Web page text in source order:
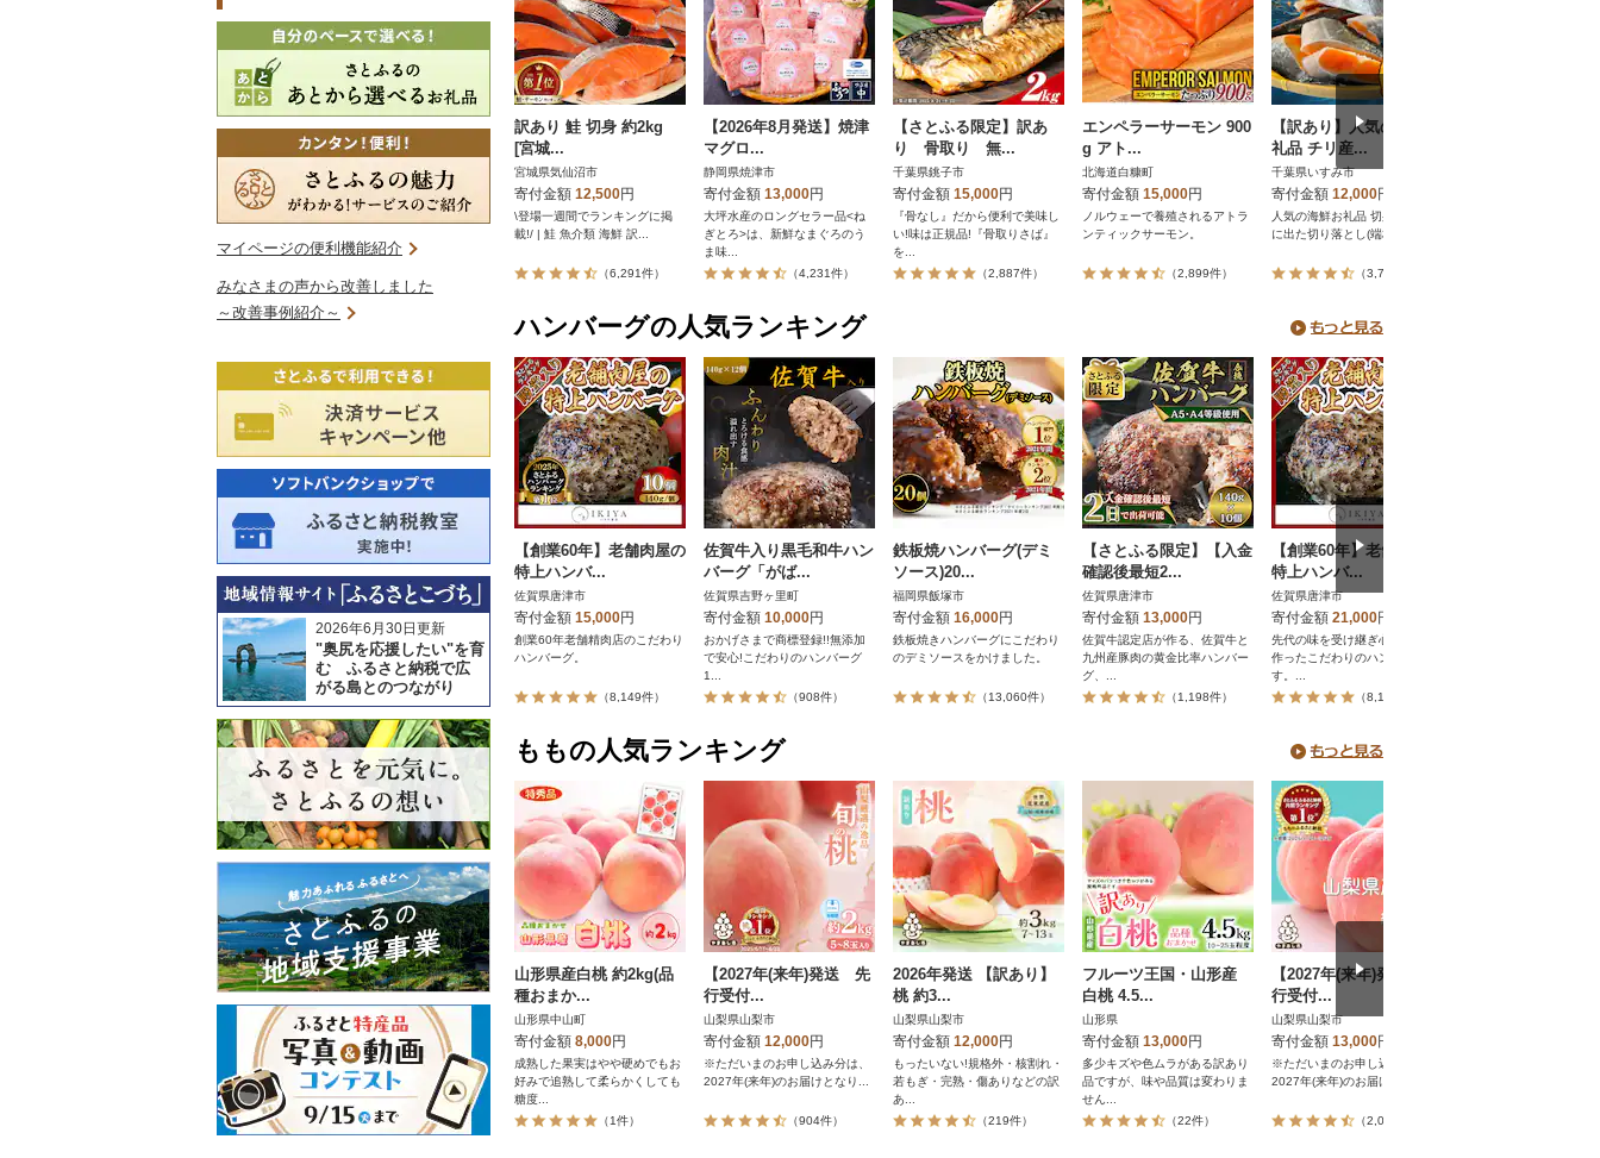
訳あり 鮭 切身 約2kg
[宮城...
宮城県気仙沼市
寄付金額 12,500円
\登場一週間でランキングに掲
載!/ | 鮭 魚介類 海鮮 訳...
（6,291件）
【2026年8月発送】焼津
マグロ...
静岡県焼津市
寄付金額 13,000円
大坪水産のロングセラー品<ね
ぎとろ>は、新鮮なまぐろのう
ま味...
（4,231件）
【さとふる限定】訳あ
り 骨取り 無...
千葉県銚子市
寄付金額 15,000円
『骨なし』だから便利で美味し
い!味は正規品!『骨取りさば』
を...
（2,887件）
エンペラーサーモン 900
g アト...
北海道白糠町
寄付金額 15,000円
ノルウェーで養殖されるアトラ
ンティックサーモン。
（2,899件）
【訳あり】人気の海鮮お
礼品 チリ産...
千葉県いすみ市
寄付金額 12,000円
人気の海鮮お礼品 切身加工の際
に出た切り落とし(端材)を3k...
（3,752件）
ハンバーグの人気ランキング
【創業60年】老舗肉屋の
特上ハンバ...
佐賀県唐津市
寄付金額 15,000円
創業60年老舗精肉店のこだわり
ハンバーグ。
（8,149件）
佐賀牛入り黒毛和牛ハン
バーグ「がば...
佐賀県吉野ヶ里町
寄付金額 10,000円
おかげさまで商標登録!!無添加
で安心!こだわりのハンバーグ
1...
（908件）
鉄板焼ハンバーグ(デミ
ソース)20...
福岡県飯塚市
寄付金額 16,000円
鉄板焼きハンバーグにこだわり
のデミソースをかけました。
（13,060件）
【さとふる限定】【入金
確認後最短2...
佐賀県唐津市
寄付金額 13,000円
佐賀牛認定店が作る、佐賀牛と
九州産豚肉の黄金比率ハンバー
グ、...
（1,198件）
【創業60年】老舗肉屋の
特上ハンバ...
佐賀県唐津市
寄付金額 21,000円
先代の味を受け継ぎ心を込めて
作ったこだわりのハンバーグで
す。...
（8,149件）
ももの人気ランキング
山形県産白桃 約2kg(品
種おまか...
山形県中山町
寄付金額 8,000円
成熟した果実はやや硬めでもお
好みで追熟して柔らかくしても
糖度...
（1件）
【2027年(来年)発送 先
行受付...
山梨県山梨市
寄付金額 12,000円
※ただいまのお申し込み分は、
2027年(来年)のお届けとなり...
（904件）
2026年発送 【訳あり】
桃 約3...
山梨県山梨市
寄付金額 12,000円
もったいない!規格外・核割れ・
若もぎ・完熟・傷ありなどの訳
あ...
（219件）
フルーツ王国・山形産
白桃 4.5...
山形県
寄付金額 13,000円
多少キズや色ムラがある訳あり
品ですが、味や品質は変わりま
せん...
（22件）
【2027年(来年)発送 先
行受付...
山梨県山梨市
寄付金額 13,000円
※ただいまのお申し込み分は、
2027年(来年)のお届けとなり...
（2,050件）
マイページの便利機能紹介
みなさまの声から改善しました
～改善事例紹介～
2026年6月30日更新
"奥尻を応援したい"を育
む ふるさと納税で広
がる島とのつながり